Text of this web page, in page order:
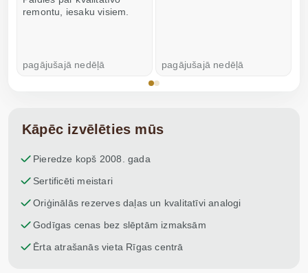
remontu, iesaku visiem.
pagājušajā nedēļā pagājušajā nedēļā
Kāpēc izvēlēties mūs
Pieredze kopš 2008. gada
Sertificēti meistari
Oriģinālās rezerves daļas un kvalitatīvi analogi
Godīgas cenas bez slēptām izmaksām
Ērta atrašanās vieta Rīgas centrā